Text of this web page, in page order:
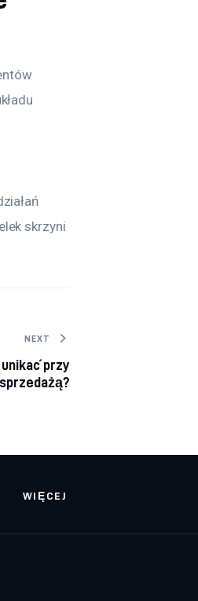
skrzyni
NEXT
unikać przy
WIĘCEJ